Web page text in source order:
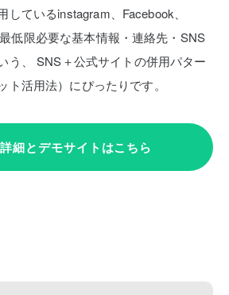
しているinstagram、Facebook、
最低限必要な基本情報・連絡先・SNS
、
SNS＋公式サイトの併用パター
ト活用法）にぴったりです。
細とデモサイトはこちら